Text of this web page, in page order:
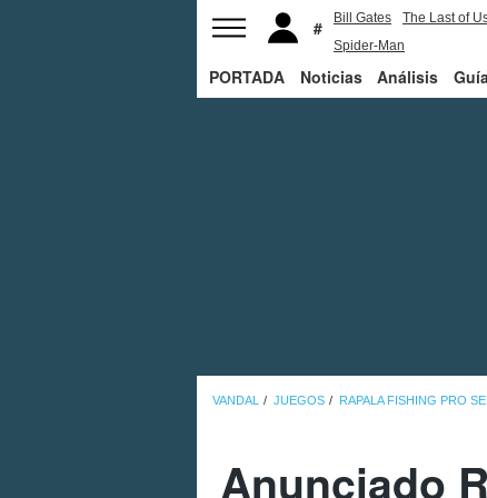
Bill Gates The Last of
Spider-Man
PORTADA Noticias Análisis
VANDAL JUEGOS RAPALA FISHING PRO
Anunciado